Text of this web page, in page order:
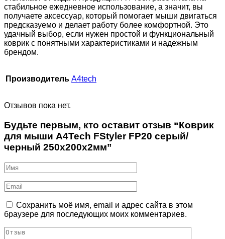
стабильное ежедневное использование, а значит, вы
получаете аксессуар, который помогает мыши двигаться
предсказуемо и делает работу более комфортной. Это
удачный выбор, если нужен простой и функциональный
коврик с понятными характеристиками и надежным
брендом.
Производитель A4tech
Отзывов пока нет.
Будьте первым, кто оставит отзыв “Коврик
для мыши A4Tech FStyler FP20 серый/
черный 250x200x2мм”
Сохранить моё имя, email и адрес сайта в этом
браузере для последующих моих комментариев.